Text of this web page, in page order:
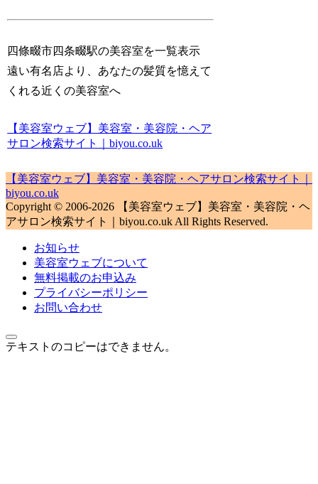
四條畷市四条畷駅の美容室を一覧表示
遠い有名店より、あなたの髪質を憶えて
くれる近くの美容室へ
【美容室ウェブ】美容室・美容院・ヘア
サロン検索サイト｜biyou.co.uk
【美容室ウェブ】美容室・美容院・ヘアサロン検索サイト｜
biyou.co.uk
Copyright © 2006-2026 【美容室ウェブ】美容室・美容院・ヘ
アサロン検索サイト｜biyou.co.uk All Rights Reserved.
お知らせ
美容室ウェブについて
無料掲載のお申込み
プライバシーポリシー
お問い合わせ
テキストのコピーはできません。